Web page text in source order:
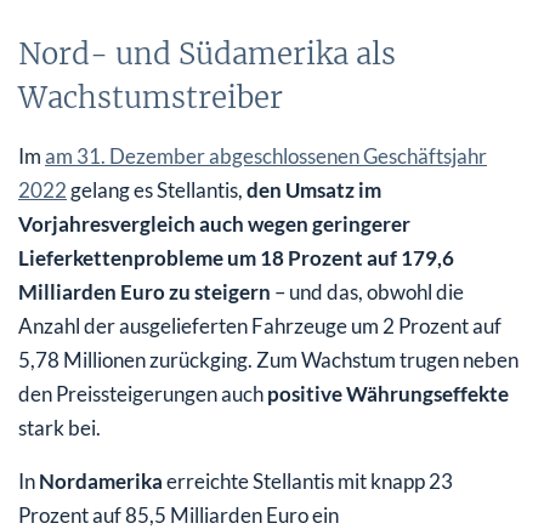
Nord- und Südamerika als
Wachstumstreiber
Imam 31. Dezember abgeschlossenen Geschäftsjahr
2022 gelang es Stellantis,den Umsatz im
Vorjahresvergleich auch wegen geringerer
Lieferkettenprobleme um 18 Prozent auf 179,6
Milliarden Euro zu steigern – und das, obwohl die
Anzahl der ausgelieferten Fahrzeuge um 2 Prozent auf
5,78 Millionen zurückging. Zum Wachstum trugen neben
den Preissteigerungen auchpositive Währungseffekte
stark bei.
InNordamerikaerreichte Stellantis mit knapp 23
Prozent auf 85,5 Milliarden Euro ein